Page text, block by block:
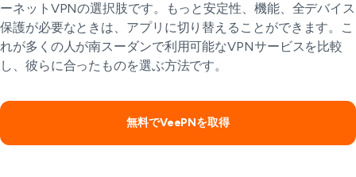
ーネットVPNの選択肢です。もっと安定性、機能、全デバイス
保護が必要なときは、アプリに切り替えることができます。こ
れが多くの人が南スーダンで利用可能なVPNサービスを比較
し、彼らに合ったものを選ぶ方法です。
無料でVeePNを取得